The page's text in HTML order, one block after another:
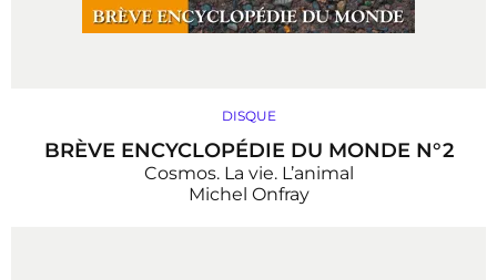
DISQUE
BRÈVE ENCYCLOPÉDIE DU MONDE N°2
Cosmos. La vie. L’animal
Michel Onfray